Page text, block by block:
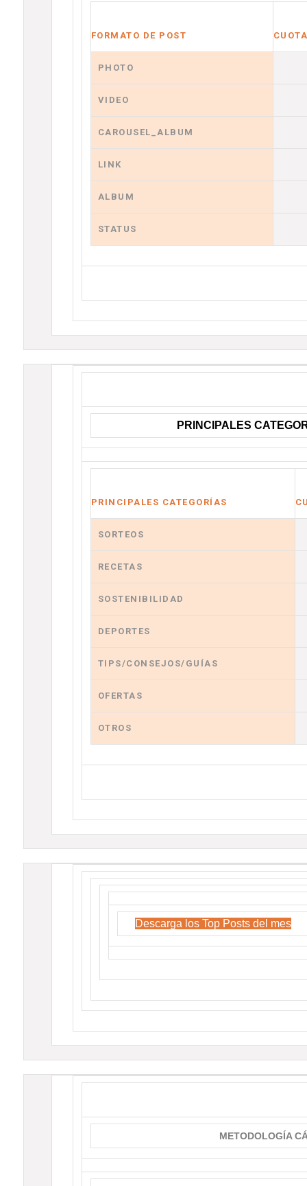
FORMATO DE POST
PHOTO
VIDEO
CAROUSEL_ALBUM
LINK
ALBUM
STATUS
PRINCIPALES
PRINCIPALES CATEGORÍAS
SORTEOS
RECETAS
SOSTENIBILIDAD
DEPORTES
TIPS/CONSEJOS/GUÍAS
OFERTAS
OTROS
Descarga los Top Posts del mes
METODOLOGÍA